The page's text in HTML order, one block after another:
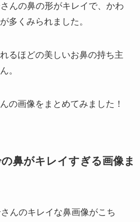
んの鼻の形がキレイで、かわ
多くみられました。
るほどの美しいお鼻の持ち主
。
の画像をまとめてみました！
鼻がキレイすぎる画像ま
んのキレイな鼻画像がこち